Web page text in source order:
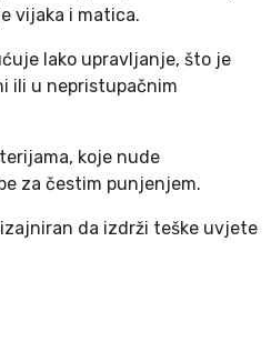
vijaka i matica.
lako upravljanje, što je
ili u nepristupačnim
koje nude
za čestim punjenjem.
da izdrži teške uvjete